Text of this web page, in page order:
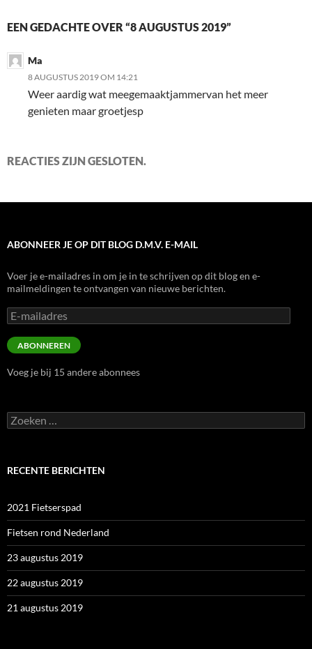
EEN GEDACHTE OVER “8 AUGUSTUS 2019”
Ma
8 AUGUSTUS 2019 OM 14:21
Weer aardig wat meegemaaktjammervan het meer
genieten maar groetjesp
REACTIES ZIJN GESLOTEN.
ABONNEER JE OP DIT BLOG D.M.V. E-MAIL
Voer je e-mailadres in om je in te schrijven op dit blog en e-
mailmeldingen te ontvangen van nieuwe berichten.
E-
mailadres
ABONNEREN
Voeg je bij 15 andere abonnees
Zoeken
naar:
RECENTE BERICHTEN
2021 Fietserspad
Fietsen rond Nederland
23 augustus 2019
22 augustus 2019
21 augustus 2019